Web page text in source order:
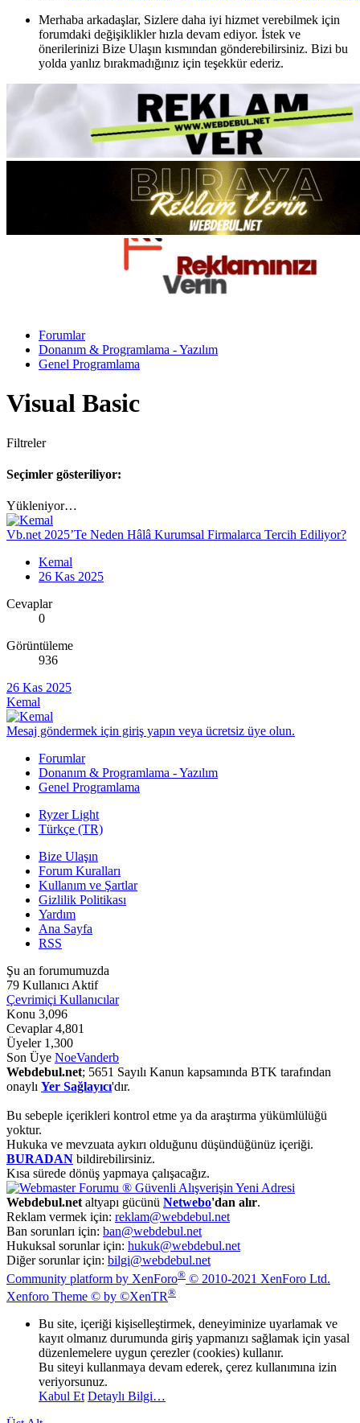
Merhaba arkadaşlar, Sizlere daha iyi hizmet verebilmek için
forumdaki değişiklikler hızla devam ediyor. İstek ve
önerilerinizi Bize Ulaşın kısmından gönderebilirsiniz. Bizi bu
yolda yanlız bırakmadığınız için teşekkür ederiz.
Forumlar
Donanım & Programlama - Yazılım
Genel Programlama
Visual Basic
Filtreler
Seçimler gösteriliyor:
Yükleniyor…
Vb.net 2025’Te Neden Hâlâ Kurumsal Firmalarca Tercih Ediliyor?
Kemal
26 Kas 2025
Cevaplar
0
Görüntüleme
936
26 Kas 2025
Kemal
Mesaj göndermek için giriş yapın veya ücretsiz üye olun.
Forumlar
Donanım & Programlama - Yazılım
Genel Programlama
Ryzer Light
Türkçe (TR)
Bize Ulaşın
Forum Kuralları
Kullanım ve Şartlar
Gizlilik Politikası
Yardım
Ana Sayfa
RSS
Şu an forumumuzda
79 Kullanıcı Aktif
Çevrimiçi Kullanıcılar
Konu 3,096
Cevaplar4,801
Üyeler 1,300
Son Üye NoeVanderb
Webdebul.net; 5651 Sayılı Kanun kapsamında BTK tarafından
onaylı Yer Sağlayıcı'dır.
Bu sebeple içerikleri kontrol etme ya da araştırma yükümlülüğü
yoktur.
Hukuka ve mevzuata aykırı olduğunu düşündüğünüz içeriği.
BURADAN bildirebilirsiniz.
Kısa sürede dönüş yapmaya çalışacağız.
Webdebul.net altyapı gücünü Netwebo'dan alır.
Reklam vermek için: reklam@webdebul.net
Ban sorunları için: ban@webdebul.net
Hukuksal sorunlar için: hukuk@webdebul.net
Diğer sorunlar için: bilgi@webdebul.net
Community platform by XenForo® © 2010-2021 XenForo Ltd.
Xenforo Theme © by ©XenTR®
Bu site, içeriği kişiselleştirmek, deneyiminize uyarlamak ve
kayıt olmanız durumunda giriş yapmanızı sağlamak için yasal
düzenlemelere uygun çerezler (cookies) kullanır.
Bu siteyi kullanmaya devam ederek, çerez kullanımına izin
veriyorsunuz.
Kabul Et Detaylı Bilgi…